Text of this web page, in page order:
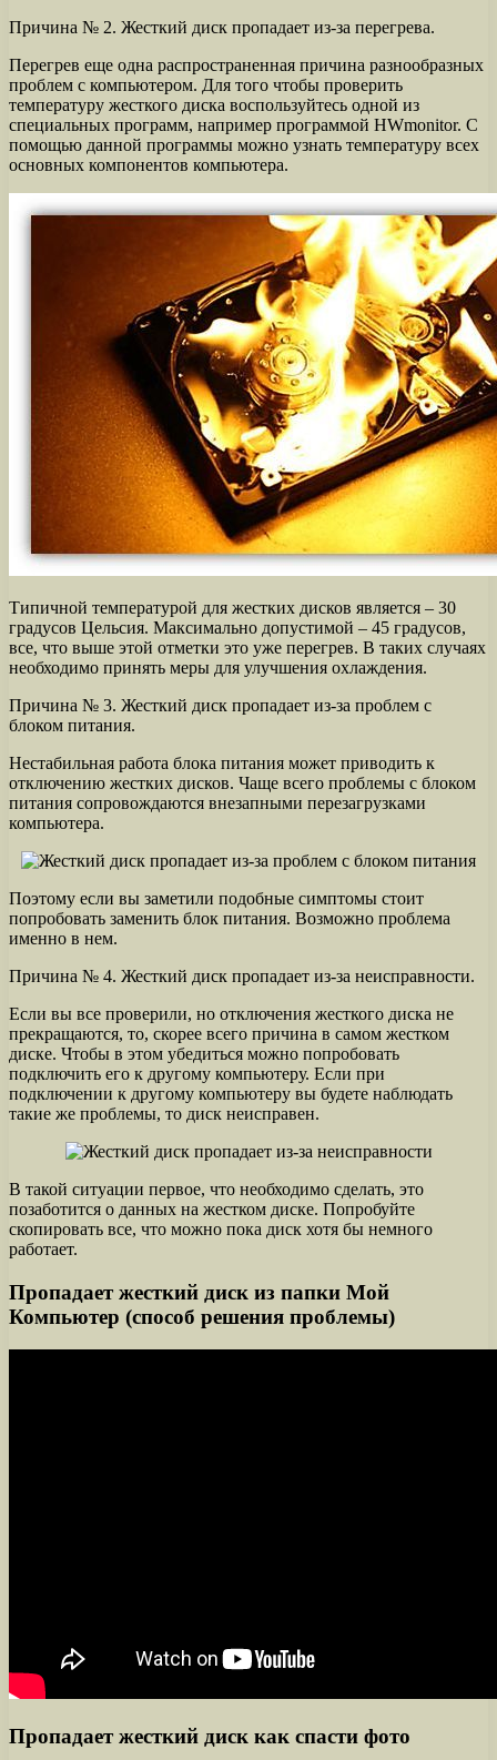
Причина № 2. Жесткий диск пропадает из-за перегрева.
Перегрев еще одна распространенная причина разнообразных
проблем с компьютером. Для того чтобы проверить
температуру жесткого диска воспользуйтесь одной из
специальных программ, например программой HWmonitor. С
помощью данной программы можно узнать температуру всех
основных компонентов компьютера.
Типичной температурой для жестких дисков является – 30
градусов Цельсия. Максимально допустимой – 45 градусов,
все, что выше этой отметки это уже перегрев. В таких случаях
необходимо принять меры для улучшения охлаждения.
Причина № 3. Жесткий диск пропадает из-за проблем с
блоком питания.
Нестабильная работа блока питания может приводить к
отключению жестких дисков. Чаще всего проблемы с блоком
питания сопровождаются внезапными перезагрузками
компьютера.
Поэтому если вы заметили подобные симптомы стоит
попробовать заменить блок питания. Возможно проблема
именно в нем.
Причина № 4. Жесткий диск пропадает из-за неисправности.
Если вы все проверили, но отключения жесткого диска не
прекращаются, то, скорее всего причина в самом жестком
диске. Чтобы в этом убедиться можно попробовать
подключить его к другому компьютеру. Если при
подключении к другому компьютеру вы будете наблюдать
такие же проблемы, то диск неисправен.
В такой ситуации первое, что необходимо сделать, это
позаботится о данных на жестком диске. Попробуйте
скопировать все, что можно пока диск хотя бы немного
работает.
Пропадает жесткий диск из папки Мой
Компьютер (способ решения проблемы)
Пропадает жесткий диск как спасти фото